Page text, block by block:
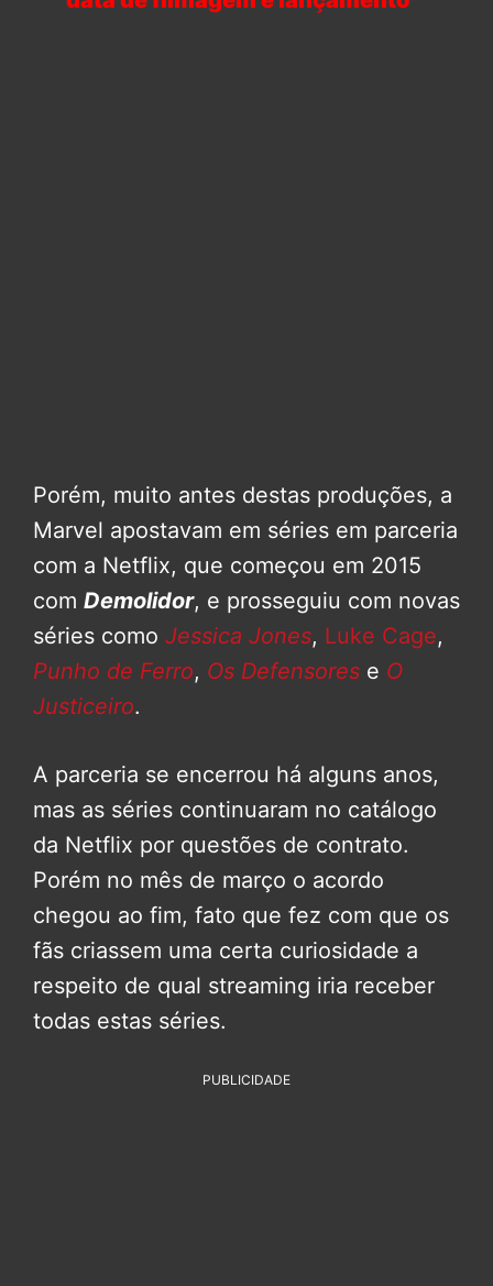
Porém, muito antes destas produções, a
Marvel apostavam em séries em parceria
com a Netflix, que começou em 2015
com Demolidor, e prosseguiu com novas
séries como Jessica Jones, Luke Cage,
Punho de Ferro, Os Defensores e O
Justiceiro.
A parceria se encerrou há alguns anos,
mas as séries continuaram no catálogo
da Netflix por questões de contrato.
Porém no mês de março o acordo
chegou ao fim, fato que fez com que os
fãs criassem uma certa curiosidade a
respeito de qual streaming iria receber
todas estas séries.
PUBLICIDADE